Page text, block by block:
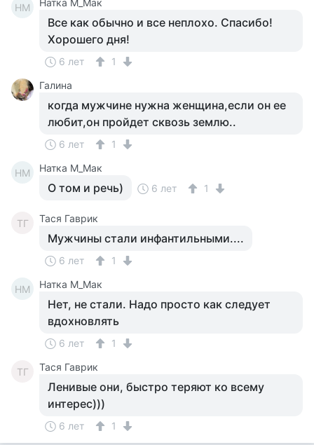
НМ Натка М_Мак
Все как обычно и все неплохо. Спасибо!
Хорошего дня!
6 лет
1
Галина
когда мужчине нужна женщина,если он ее
любит,он пройдет сквозь землю..
6 лет 1
НМ Натка М_Мак
О том и речь) 6 лет 1
ТГ Тася Гаврик
Мужчины стали инфантильными....
6 лет 1
НМ Натка М_Мак
Нет, не стали. Надо просто как следует
вдохновлять
6 лет 1
ТГ Тася Гаврик
Ленивые они, быстро теряют ко всему
интерес)))
6 лет 1